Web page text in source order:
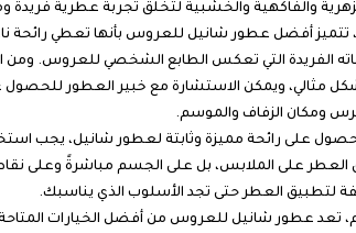
والفاكهية والخشبية لتخلق تجربة عطرية
أفضل عطور شانيل للعروس بأنها تعطي رائحة
الفريدة التي تعكس الطابع الشخصي للعروس. ومن
مثالي، ويمكن الاستشارة مع خبير العطور للحصول
ومكان الزفاف والموسم.
على رائحة مميزة وثابتة لعطور شانيل، يجب
على الملابس، بل على الجسم مباشرةً وعلى
لتطبيق العطر حتى تجد الأسلوب الذي يناسبك.
تعد عطور شانيل للعروس من أفضل الخيارات المتاحة،